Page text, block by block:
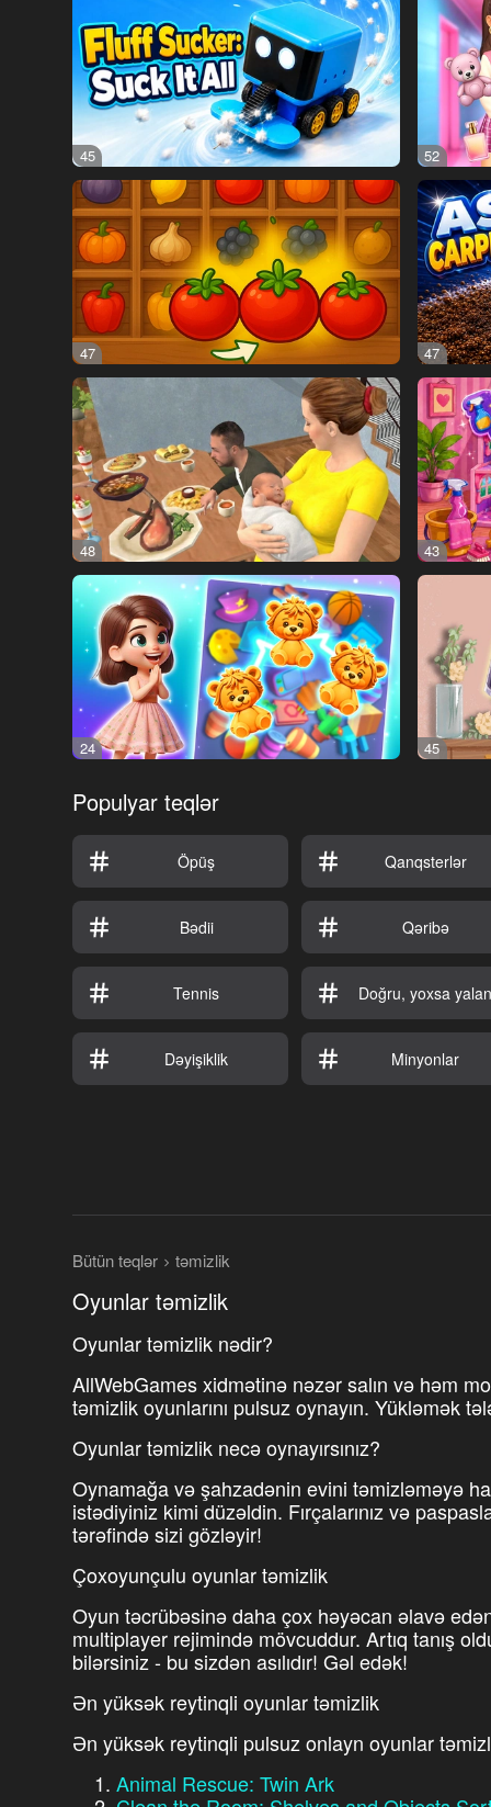
45 52
47 47
48 43
24 45
Populyar teqlər
Öpüş Qanqsterlər
Bədii Qəribə
Tennis Doğru, yoxsa
Dəyişiklik Minyonlar
Bütün teqlər təmizlik
Oyunlar təmizlik
Oyunlar təmizlik nədir?
AllWebGames xidmətinə nəzər salın və həm
təmizlik oyunlarını pulsuz oynayın. Yükləmək
Oyunlar təmizlik necə oynayırsınız?
Oynamağa və şahzadənin evini təmizləməyə
istədiyiniz kimi düzəldin. Fırçalarınız və
tərəfində sizi gözləyir!
Çoxoyunçulu oyunlar təmizlik
Oyun təcrübəsinə daha çox həyəcan əlavə
multiplayer rejimində mövcuddur. Artıq tanış
bilərsiniz - bu sizdən asılıdır! Gəl edək!
Ən yüksək reytinqli oyunlar təmizlik
Ən yüksək reytinqli pulsuz onlayn oyunlar
Animal Rescue: Twin Ark